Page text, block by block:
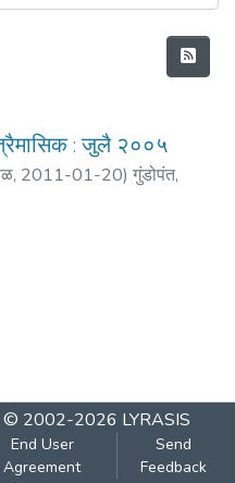
: जुलै २००५
, 2011-01-20) गुंडोपंत,
© 2002-2026 LYRASIS
End User
Agreement
Send
Feedback